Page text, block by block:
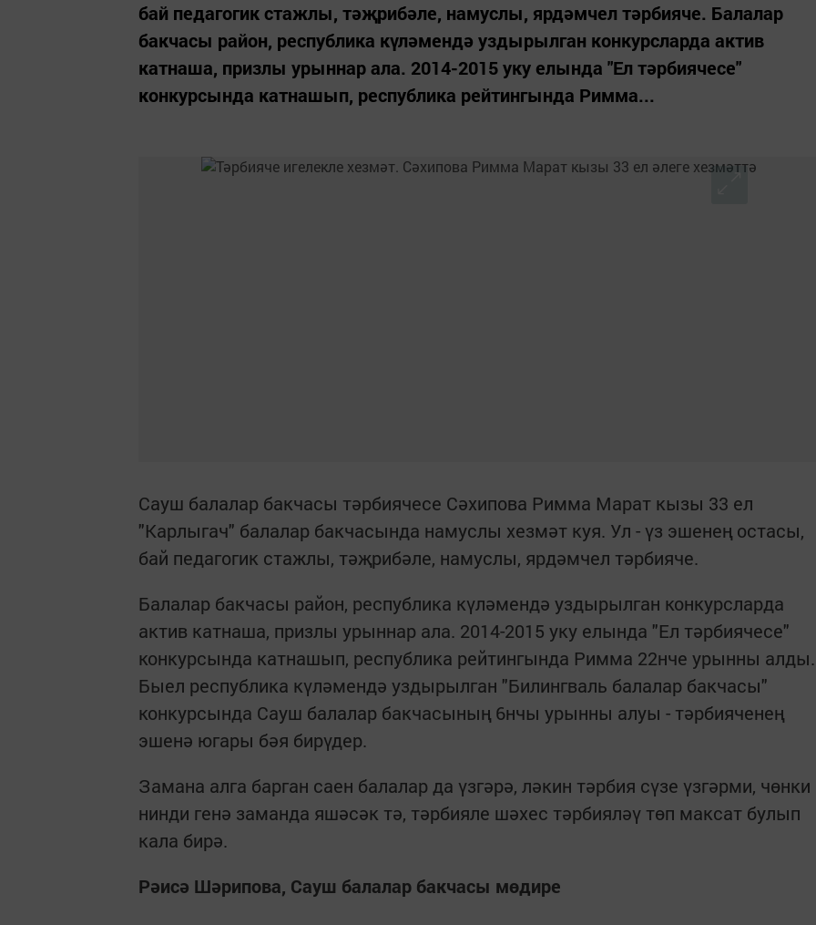
бай педагогик стажлы, тәҗрибәле, намуслы, ярдәмчел тәрбияче. Балалар
бакчасы район, республика күләмендә уздырылган конкурсларда актив
катнаша, призлы урыннар ала. 2014-2015 уку елында "Ел тәрбиячесе"
конкурсында катнашып, республика рейтингында Римма...
Сауш балалар бакчасы тәрбиячесе Сәхипова Римма Марат кызы 33 ел
"Карлыгач" балалар бакчасында намуслы хезмәт куя. Ул - үз эшенең остасы,
бай педагогик стажлы, тәҗрибәле, намуслы, ярдәмчел тәрбияче.
Балалар бакчасы район, республика күләмендә уздырылган конкурсларда
актив катнаша, призлы урыннар ала. 2014-2015 уку елында "Ел тәрбиячесе"
конкурсында катнашып, республика рейтингында Римма 22нче урынны алды.
Быел республика күләмендә уздырылган "Билингваль балалар бакчасы"
конкурсында Сауш балалар бакчасының 6нчы урынны алуы - тәрбияченең
эшенә югары бәя бирүдер.
Замана алга барган саен балалар да үзгәрә, ләкин тәрбия сүзе үзгәрми, чөнки
нинди генә заманда яшәсәк тә, тәрбияле шәхес тәрбияләү төп максат булып
кала бирә.
Рәисә Шәрипова, Сауш балалар бакчасы мөдире